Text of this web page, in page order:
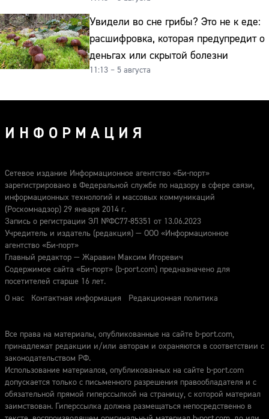
Увидели во сне грибы? Это не к еде:
расшифровка, которая предупредит о
деньгах или скрытой болезни
11:13 – 5 августа
ИНФОРМАЦИЯ
Сетевое издание Информационное агентство «Би-порт»
зарегистрировано в Федеральной службе по надзору в сфере связи,
информационных технологий и массовых коммуникаций
(Роскомнадзор) 29 января 2014 г.
Запись о регистрации ЭЛ №ФС77-85351 от 13.06.2023
Учредитель и издатель (редакция) — ООО «Информационное
агентство «Би-порт»
Главный редактор — Жаравин Максим Игоревич
Содержимое сайта «Би-порт» (b-port.com) предназначено для
посетителей старше 16 лет.
О нас
Контактная информация Редакционная политика
Все права на материалы, опубликованные на сайте b-port.com,
принадлежат редакции и/или авторам и охраняются в соответствии с
законодательством РФ.
Использование материалов, опубликованных на сайте b-port.com
допускается только с письменного разрешения правообладателя и с
обязательной прямой гиперссылкой на страницу, с которой материал
заимствован. Гиперссылка должна размещаться непосредственно в